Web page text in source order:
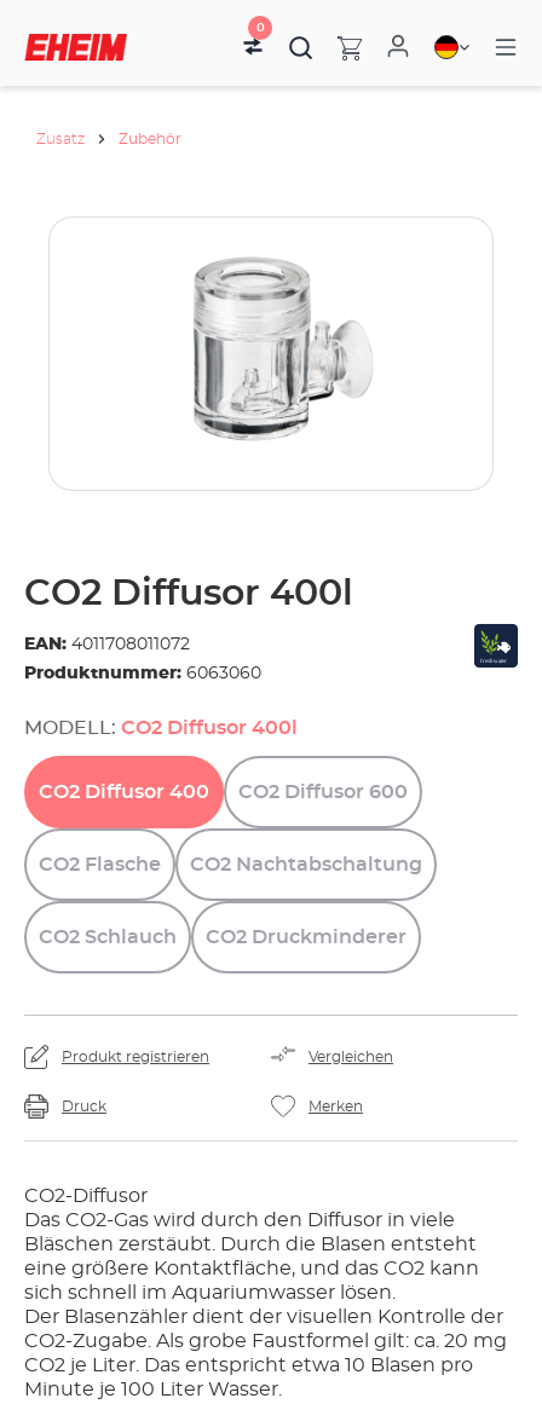
0
Zusatz Zubehör
CO2 Diffusor 400l
EAN: 4011708011072
Produktnummer: 6063060
MODELL: CO2 Diffusor 400l
CO2 Diffusor 400 CO2 Diffusor 600
CO2 Flasche CO2 Nachtabschaltung
CO2 Schlauch CO2 Druckminderer
Produkt registrieren Vergleichen
Druck Merken
CO2-Diffusor
Das CO2-Gas wird durch den Diffusor in viele
Bläschen zerstäubt. Durch die Blasen entsteht
eine größere Kontaktfläche, und das CO2 kann
sich schnell im Aquariumwasser lösen.
Der Blasenzähler dient der visuellen Kontrolle der
CO2-Zugabe. Als grobe Faustformel gilt: ca. 20 mg
CO2 je Liter. Das entspricht etwa 10 Blasen pro
Minute je 100 Liter Wasser.